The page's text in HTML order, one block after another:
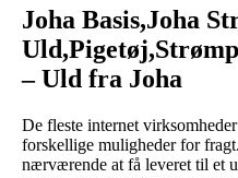
Joha Basis,Joha
– Uld fra Joha
De fleste internet
forskellige muligheder for
nærværende at få leveret til et